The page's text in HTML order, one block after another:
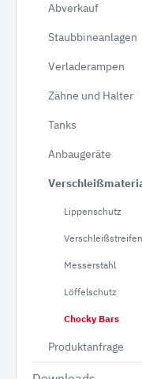
Abverkauf
Staubbineanlagen
Verladerampen
Zähne und Halter
Tanks
Anbaugeräte
Lippenschutz
Verschleißstreifen
Messerstahl
Löffelschutz
Chocky Bars
Produktanfrage